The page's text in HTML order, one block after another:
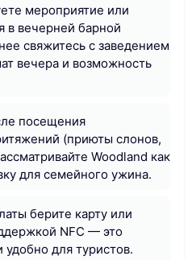
мероприятие или
в вечерней барной
свяжитесь с заведением
вечера и возможность
посещения
(приюты слонов,
Woodland как
для семейного ужина.
берите карту или
NFC — это
удобно для туристов.